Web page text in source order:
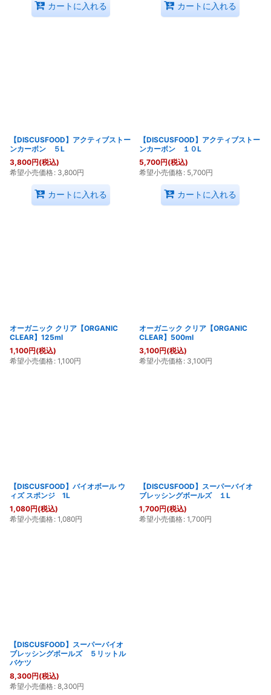
カートに入れる カートに入れる
【DISCUSFOOD】アクティブストー
ンカーボン ５L
3,800円(税込)
希望小売価格: 3,800円
カートに入れる
【DISCUSFOOD】アクティブストー
ンカーボン １０L
5,700円(税込)
希望小売価格: 5,700円
カートに入れる
オーガニック クリア【ORGANIC
CLEAR】125ml
1,100円(税込)
希望小売価格: 1,100円
オーガニック クリア【ORGANIC
CLEAR】500ml
3,100円(税込)
希望小売価格: 3,100円
【DISCUSFOOD】バイオボール ウ
ィズ スポンジ 1L
1,080円(税込)
希望小売価格: 1,080円
【DISCUSFOOD】スーパーバイオ
ブレッシングボールズ １L
1,700円(税込)
希望小売価格: 1,700円
【DISCUSFOOD】スーパーバイオ
ブレッシングボールズ ５リットル
バケツ
8,300円(税込)
希望小売価格: 8,300円